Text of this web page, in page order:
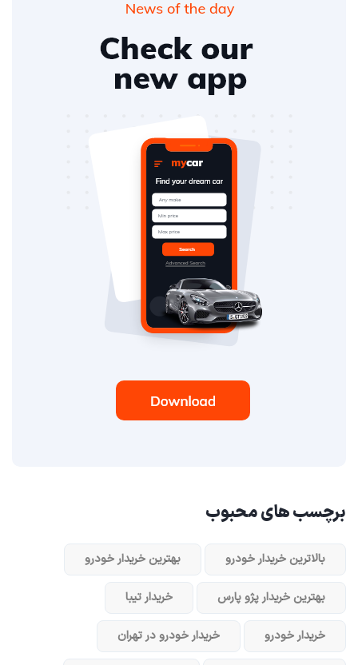
برچسب های محبوب
بالاترین خریدار خودرو بهترین خریدار خودرو
بهترین خریدار پژو پارس خریدار تیبا
خریدار خودرو خریدار خودرو در تهران